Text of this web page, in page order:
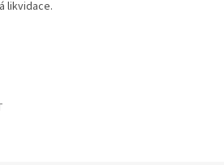
likvidace.